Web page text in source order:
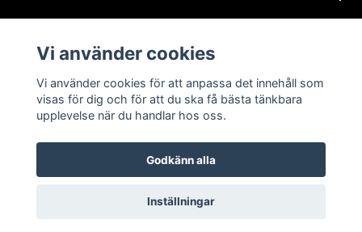
Sociala medier
© 2026 GIK Racing AB
Vi använder cookies
Vi använder cookies för att anpassa det innehåll som
visas för dig och för att du ska få bästa tänkbara
upplevelse när du handlar hos oss.
Godkänn alla
Inställningar